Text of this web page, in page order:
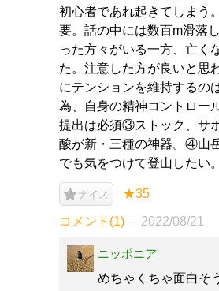
初心者であれ起きてしまう
要。話の中には数百m滑落
った方々がいる一方、亡く
た。注意した方が良いと思
にテンションを維持するの
為、自身の精神コントロー
提出は必須③ストック、サ
酸が新・三種の神器。④山
でも気をつけて登山したい。
ナイス ★35
コメント(1) 2022/08/21
ニッポニア
めちゃくちゃ面白そ